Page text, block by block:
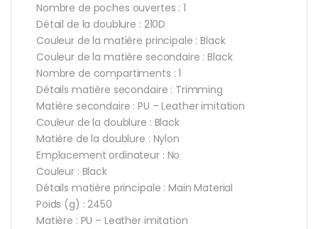
Nombre de poches ouvertes : 1
Détail de la doublure : 210D
Couleur de la matière principale : Black
Couleur de la matière secondaire : Black
Nombre de compartiments : 1
Détails matière secondaire : Trimming
Matière secondaire : PU – Leather imitation
Couleur de la doublure : Black
Matière de la doublure : Nylon
Emplacement ordinateur : No
Couleur : Black
Détails matière principale : Main Material
Poids (g) : 2450
Matière : PU – Leather imitation